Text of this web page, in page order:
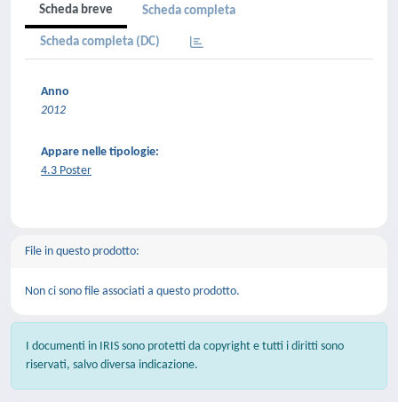
Scheda breve Scheda completa
Scheda completa (DC)
Anno
2012
Appare nelle tipologie:
4.3 Poster
File in questo prodotto:
Non ci sono file associati a questo prodotto.
I documenti in IRIS sono protetti da copyright e tutti i diritti sono
riservati, salvo diversa indicazione.